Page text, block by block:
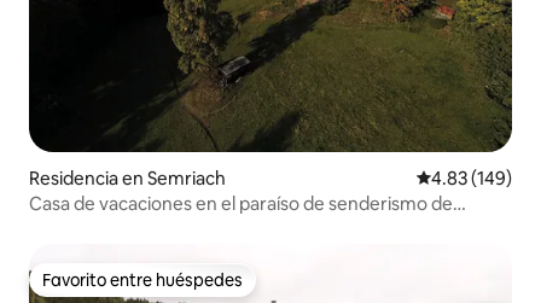
Residencia en Semriach Calificación
4.83 (149)
Casa de vacaciones en el paraíso de senderismo de
Favorito entre huéspedes
Favorito entre huéspedes